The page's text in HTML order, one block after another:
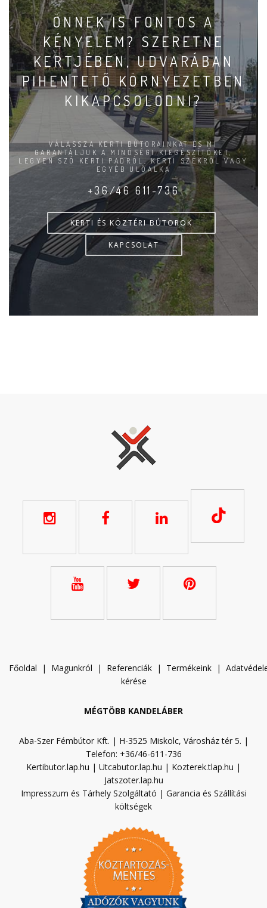
ÖNNEK IS FONTOS A
KÉNYELEM? SZERETNE
KERTJÉBEN, UDVARÁBAN
PIHENTETŐ KÖRNYEZETBEN
KIKAPCSOLÓDNI?
VÁLASSZA KERTI BÚTORAINKAT ÉS MI
GARANTÁLJUK A MINŐSÉGI KIEGÉSZÍTŐKET,
LEGYEN SZÓ KERTI PADRÓL, KERTI SZÉKRŐL VAGY
EGYÉB ÜLŐALKA
+36/46 611-736
KERTI ÉS KÖZTÉRI BÚTOROK
KAPCSOLAT
Főoldal | Magunkról | Referenciák | Termékeink | A
kérése
MÉGTÖBB KANDELÁBER
Aba-Szer Fémbútor Kft. | H-3525 Miskolc, Városház tér 5. |
Telefon: +36/46-611-736
Kertibutor.lap.hu | Utcabutor.lap.hu | Kozterek.tlap.hu |
Jatszoter.lap.hu
Impresszum és Tárhely Szolgáltató | Garancia és Szállítási
költségek